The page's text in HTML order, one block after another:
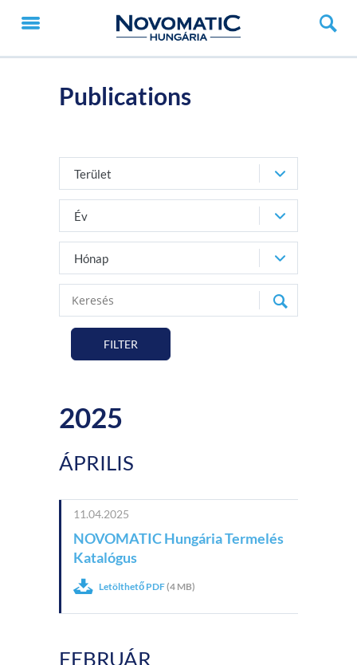
Publications
Terület
Év
Hónap
FILTER
2025
ÁPRILIS
11.04.2025
NOVOMATIC Hungária Termelés
Katalógus
Letölthető PDF(4 MB)
FEBRUÁR